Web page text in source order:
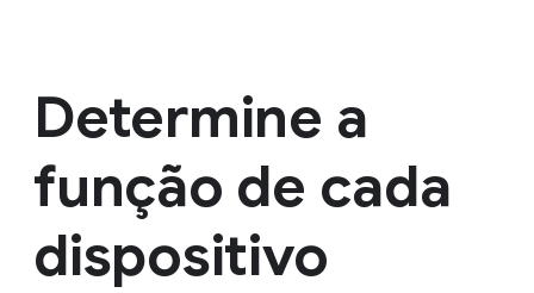
Determine a
função de cada
dispositivo